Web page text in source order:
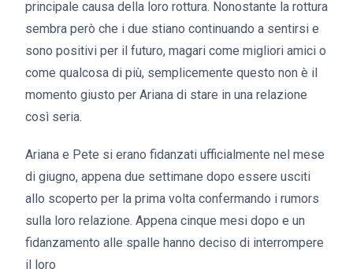
principale causa della loro rottura. Nonostante la rottura
sembra però che i due stiano continuando a sentirsi e
sono positivi per il futuro, magari come migliori amici o
come qualcosa di più, semplicemente questo non è il
momento giusto per Ariana di stare in una relazione
così seria.
Ariana e Pete si erano fidanzati ufficialmente nel mese
di giugno, appena due settimane dopo essere usciti
allo scoperto per la prima volta confermando i rumors
sulla loro relazione. Appena cinque mesi dopo e un
fidanzamento alle spalle hanno deciso di interrompere
il loro